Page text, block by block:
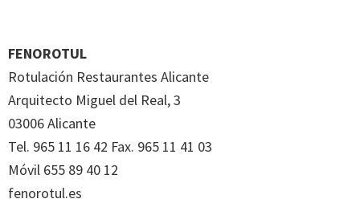
FENOROTUL
Rotulación Restaurantes Alicante
Arquitecto Miguel del Real, 3
03006 Alicante
Tel. 965 11 16 42 Fax. 965 11 41 03
Móvil 655 89 40 12
fenorotul.es